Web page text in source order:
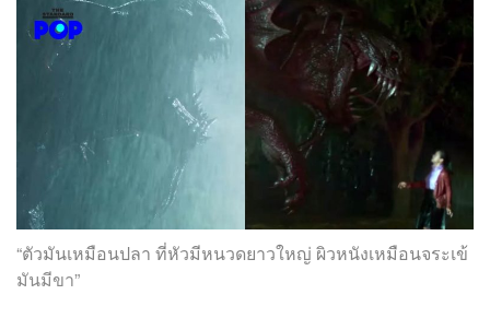
“ตัวมันเหมือนปลา ที่หัวมีหนวดยาวใหญ่ ผิวหนังเหมือนจระเข้
มันมีขา”